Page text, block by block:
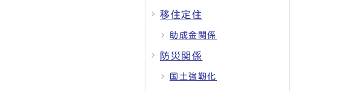
移住定住
助成金関係
防災関係
国土強靭化